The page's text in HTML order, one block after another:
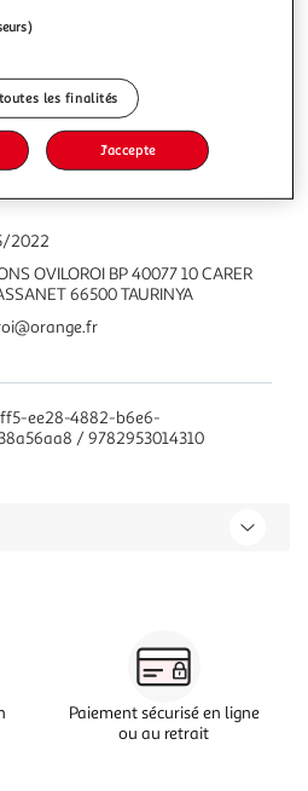
2022
OVILOROI BP 40077 10 CARER
66500 TAURINYA
ee28-4882-b6e6-
/ 9782953014310
Paiement sécurisé en ligne
ou au retrait
les finalités
J'accepte